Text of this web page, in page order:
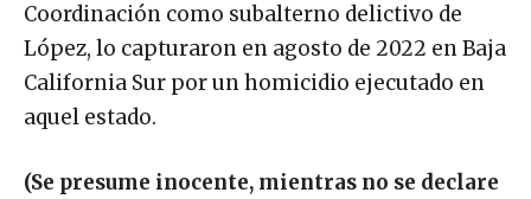
Coordinación como subalterno delictivo de
López, lo capturaron en agosto de 2022 en Baja
California Sur por un homicidio ejecutado en
aquel estado.
(Se presume inocente, mientras no se declare